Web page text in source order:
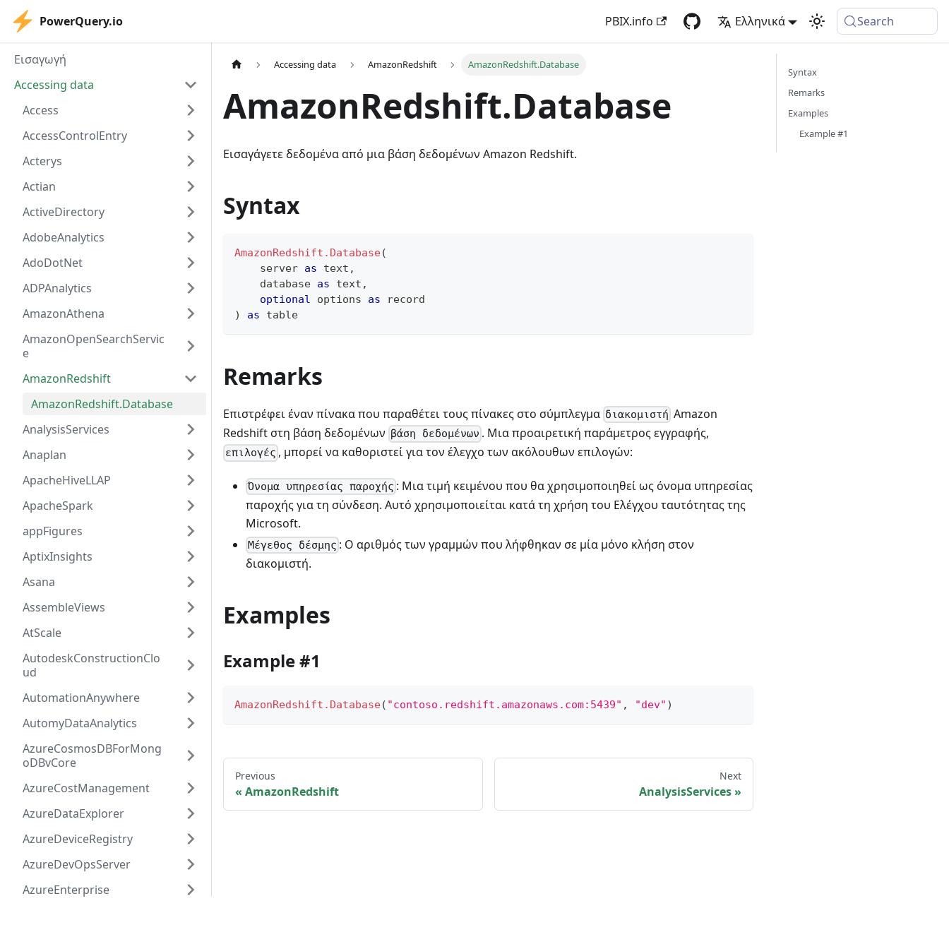
PowerQuery.io PBIX.info Ελληνικά Search
Εισαγωγή
Accessing data
Access
AccessControlEntry
Acterys
Actian
ActiveDirectory
AdobeAnalytics
AdoDotNet
ADPAnalytics
AmazonAthena
AmazonOpenSearchServic
e
AmazonRedshift
AmazonRedshift.Database
AnalysisServices
Anaplan
ApacheHiveLLAP
ApacheSpark
appFigures
AptixInsights
Asana
AssembleViews
AtScale
AutodeskConstructionClo
ud
AutomationAnywhere
AutomyDataAnalytics
AzureCosmosDBForMong
oDBvCore
AzureCostManagement
AzureDataExplorer
AzureDeviceRegistry
AzureDevOpsServer
AzureEnterprise
Accessing data AmazonRedshift AmazonRedshift.Database
AmazonRedshift.Database
Εισαγάγετε δεδομένα από μια βάση δεδομένων Amazon Redshift.
Syntax
AmazonRedshift.Database(
    server
as text ,
    database
as text ,
optional options as
record
)
as table
Remarks
Επιστρέφει έναν πίνακα που παραθέτει τους πίνακες στο σύμπλεγμα διακομιστή Amazon
Redshift στη βάση δεδομένων βάση δεδομένων . Μια προαιρετική παράμετρος εγγραφής,
επιλογές , μπορεί να καθοριστεί για τον έλεγχο των ακόλουθων επιλογών:
Όνομα υπηρεσίας παροχής : Μια τιμή κειμένου που θα χρησιμοποιηθεί ως όνομα υπηρεσίας
παροχής για τη σύνδεση. Αυτό χρησιμοποιείται κατά τη χρήση του Ελέγχου ταυτότητας της
Microsoft.
Μέγεθος δέσμης : Ο αριθμός των γραμμών που λήφθηκαν σε μία μόνο κλήση στον
διακομιστή.
Examples
Example #1
AmazonRedshift.Database( "contoso.redshift.amazonaws.com:5439" , "dev" )
Previous
AmazonRedshift
Next
AnalysisServices
Syntax
Remarks
Examples
Example #1